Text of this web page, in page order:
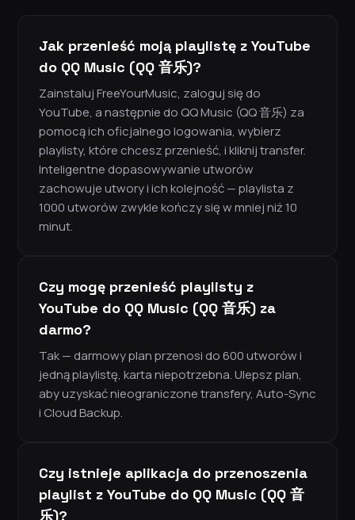
Jak przenieść moją playlistę z YouTube
do QQ Music (QQ 音乐)?
Zainstaluj FreeYourMusic, zaloguj się do
YouTube, a następnie do QQ Music (QQ 音乐) za
pomocą ich oficjalnego logowania, wybierz
playlisty, które chcesz przenieść, i kliknij transfer.
Inteligentne dopasowywanie utworów
zachowuje utwory i ich kolejność — playlista z
1000 utworów zwykle kończy się w mniej niż 10
minut.
Czy mogę przenieść playlisty z
YouTube do QQ Music (QQ 音乐) za
darmo?
Tak — darmowy plan przenosi do 600 utworów i
jedną playlistę, karta niepotrzebna. Ulepsz plan,
aby uzyskać nieograniczone transfery, Auto-Sync
i Cloud Backup.
Czy istnieje aplikacja do przenoszenia
playlist z YouTube do QQ Music (QQ 音
乐)?